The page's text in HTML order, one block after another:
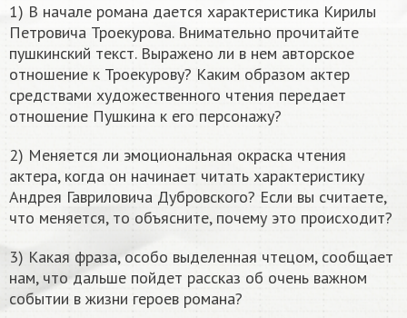
1) В начале романа дается характеристика Кирилы
Петровича Троекурова. Внимательно прочитайте
пушкинский текст. Выражено ли в нем авторское
отношение к Троекурову? Каким образом актер
средствами художественного чтения передает
отношение Пушкина к его персонажу?
2) Меняется ли эмоциональная окраска чтения
актера, когда он начинает читать характеристику
Андрея Гавриловича Дубровского? Если вы считаете,
что меняется, то объясните, почему это происходит?
3) Какая фраза, особо выделенная чтецом, сообщает
нам, что дальше пойдет рассказ об очень важном
событии в жизни героев романа?